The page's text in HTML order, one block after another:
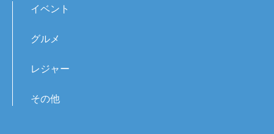
イベント
グルメ
レジャー
その他